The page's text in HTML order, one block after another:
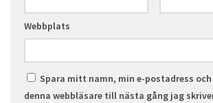
Webbplats
Spara mitt namn, min e-postadress
denna webbläsare till nästa gång jag